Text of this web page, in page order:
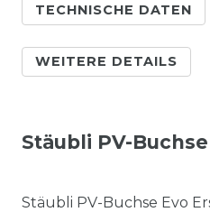
TECHNISCHE DATEN
WEITERE DETAILS
Stäubli PV-
Stäubli PV-Buchse Evo